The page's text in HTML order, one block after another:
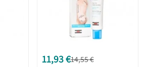
11,93 €14,55 €